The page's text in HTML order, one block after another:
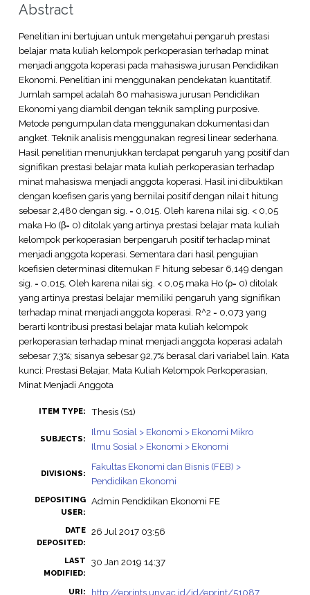
Abstract
Penelitian ini bertujuan untuk mengetahui pengaruh prestasi
belajar mata kuliah kelompok perkoperasian terhadap minat
menjadi anggota koperasi pada mahasiswa jurusan Pendidikan
Ekonomi. Penelitian ini menggunakan pendekatan kuantitatif.
Jumlah sampel adalah 80 mahasiswa jurusan Pendidikan
Ekonomi yang diambil dengan teknik sampling purposive.
Metode pengumpulan data menggunakan dokumentasi dan
angket. Teknik analisis menggunakan regresi linear sederhana.
Hasil penelitian menunjukkan terdapat pengaruh yang positif dan
signifikan prestasi belajar mata kuliah perkoperasian terhadap
minat mahasiswa menjadi anggota koperasi. Hasil ini dibuktikan
dengan koefisen garis yang bernilai positif dengan nilai t hitung
sebesar 2,480 dengan sig. = 0,015. Oleh karena nilai sig. < 0,05
maka Ho (β= 0) ditolak yang artinya prestasi belajar mata kuliah
kelompok perkoperasian berpengaruh positif terhadap minat
menjadi anggota koperasi. Sementara dari hasil pengujian
koefisien determinasi ditemukan F hitung sebesar 6,149 dengan
sig. = 0,015. Oleh karena nilai sig. < 0,05 maka Ho (ρ= 0) ditolak
yang artinya prestasi belajar memiliki pengaruh yang signifikan
terhadap minat menjadi anggota koperasi. R^2 = 0,073 yang
berarti kontribusi prestasi belajar mata kuliah kelompok
perkoperasian terhadap minat menjadi anggota koperasi adalah
sebesar 7,3%; sisanya sebesar 92,7% berasal dari variabel lain. Kata
kunci: Prestasi Belajar, Mata Kuliah Kelompok Perkoperasian,
Minat Menjadi Anggota
ITEM TYPE: Thesis (S1)
SUBJECTS:
Ilmu Sosial > Ekonomi > Ekonomi Mikro
Ilmu Sosial > Ekonomi > Ekonomi
DIVISIONS:
Fakultas Ekonomi dan Bisnis (FEB) >
Pendidikan Ekonomi
DEPOSITING
USER:
Admin Pendidikan Ekonomi FE
DATE
DEPOSITED:
26 Jul 2017 03:56
LAST
MODIFIED:
30 Jan 2019 14:37
URI: http://eprints.uny.ac.id/id/eprint/51087